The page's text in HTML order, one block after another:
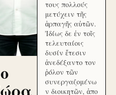
τους πολλούς
μετύχειν τῆς
ἁρπαγῆς αὐτῶν.
Ἰδίως δε ἐν τοῖς
τελευταίοις
δυσίν ἔτεσιν
ἀνεδέξαντο τον
ῥόλον τῶν
συνεργαζομένω
ν διοικητῶν, ἀπο